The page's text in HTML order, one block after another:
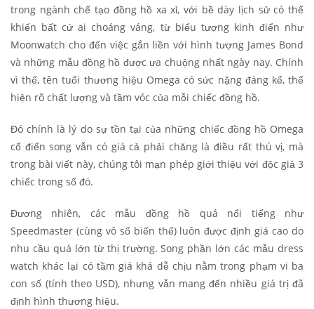
trong ngành chế tạo đồng hồ xa xỉ, với bề dày lịch sử có thể
khiến bất cứ ai choáng váng, từ biểu tượng kinh điển như
Moonwatch cho đến việc gắn liền với hình tượng James Bond
và những mẫu đồng hồ được ưa chuộng nhất ngày nay. Chính
vì thế, tên tuổi thương hiệu Omega có sức nặng đáng kể, thể
hiện rõ chất lượng và tầm vóc của mỗi chiếc đồng hồ.
Đó chính là lý do sự tồn tại của những chiếc đồng hồ Omega
cổ điển song vẫn có giá cả phải chăng là điều rất thú vị, mà
trong bài viết này, chúng tôi mạn phép giới thiệu với độc giả 3
chiếc trong số đó.
Đương nhiên, các mẫu đồng hồ quá nổi tiếng như
Speedmaster (cùng vô số biến thể) luôn được định giá cao do
nhu cầu quá lớn từ thị trường. Song phần lớn các mẫu dress
watch khác lại có tầm giá khá dễ chịu nằm trong phạm vi ba
con số (tính theo USD), nhưng vẫn mang đến nhiều giá trị đã
định hình thương hiệu.